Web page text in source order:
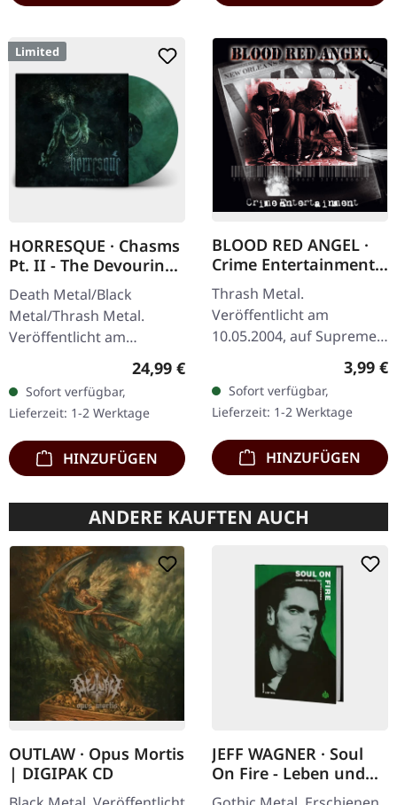
Limited
HORRESQUE · Chasms
Pt. II - The Devouring
Exorbitance |
MARBLED LP
Death Metal/Black
Metal/Thrash Metal.
Veröffentlicht am
22.03.2024, auf Supreme
Chaos Records. Exklusives
'Malstrom
Clear/Grün/Schwarz
marmoriertes'…
Regulärer Preis:
24,99 €
Sofort verfügbar,
Lieferzeit: 1-2 Werktage
HINZUFÜGEN
BLOOD RED ANGEL ·
Crime Entertainment |
CD
Thrash Metal.
Veröffentlicht am
10.05.2004, auf Supreme
Chaos Records. CD im
Jewelcase mit Booklet.
Das dritte Album der
Rhine Area Thrasher
bietet…
3,99 €
Sofort verfügbar,
Lieferzeit: 1-2 Werktage
HINZUFÜGEN
ANDERE KAUFTEN AUCH
OUTLAW · Opus Mortis
| DIGIPAK CD
JEFF WAGNER · Soul
On Fire - Leben und
Musik von Peter